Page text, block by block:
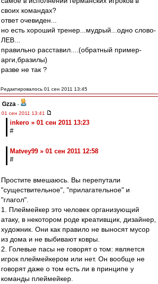
своих командах?
ответ очевиден...
но есть хороший тренер...мудрый...одно слово-
ЛЕВ...
правильно расставил....(обратный пример-
арги,бразилы)
разве не так ?
Редактировалось 01 сен 2011 13:45
Gzza -
01 сен 2011 13:41
inkero » 01 сен 2011 13:23
#
Matvey99 » 01 сен 2011 12:58
#
Простите вмешаюсь. Вы перепутали
"существительное", "прилагательное" и
"глагол".
1. Плеймейкер это человек организующий
атаку, в некотором роде креативщик, дизайнер,
художник. Они как правило не выносят мусор
из дома и не выбивают ковры.
2. Голевые пасы не говорят о том: является
игрок плеймейкером или нет. Он вообще не
говорят даже о том есть ли в принципе у
команды плеймейкер.